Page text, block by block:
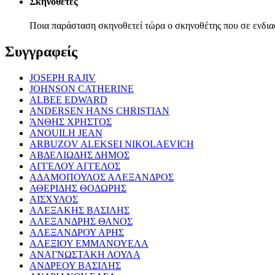
Ποια παράσταση σκηνοθετεί τώρα ο σκηνοθέτης που σε
Συγγραφείς
JOSEPH RAJIV
JOHNSON CATHERINE
ALBEE EDWARD
ANDERSEN HANS CHRISTIAN
ΆΝΘΗΣ ΧΡΗΣΤΟΣ
ANOUILH JEAN
ARBUZOV ALEKSEI NIKOLAEVICH
ΑΒΔΕΛΙΩΔΗΣ ΔΗΜΟΣ
ΑΓΓΕΛΟΥ ΑΓΓΕΛΟΣ
ΑΔΑΜΟΠΟΥΛΟΣ ΑΛΕΞΑΝΔΡΟΣ
ΑΘΕΡΙΔΗΣ ΘΟΔΩΡΗΣ
ΑΙΣΧΥΛΟΣ
ΑΛΕΞΑΚΗΣ ΒΑΣΙΛΗΣ
ΑΛΕΞΑΝΔΡΗΣ ΘΑΝΟΣ
ΑΛΕΞΑΝΔΡΟΥ ΑΡΗΣ
ΑΛΕΞΙΟΥ ΕΜΜΑΝΟΥΕΛΑ
ΑΝΑΓΝΩΣΤΑΚΗ ΛΟΥΛΑ
ΑΝΔΡΕΟΥ ΒΑΣΙΛΗΣ